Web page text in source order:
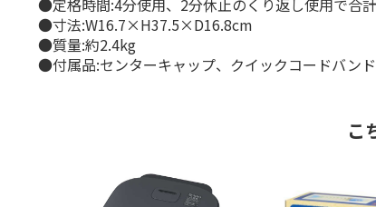
●定格時間:4分使用、2分休止のくり返し使用で合
●寸法:W16.7×H37.5×D16.8cm
●質量:約2.4kg
●付属品:センターキャップ、クイックコードバンド
こ